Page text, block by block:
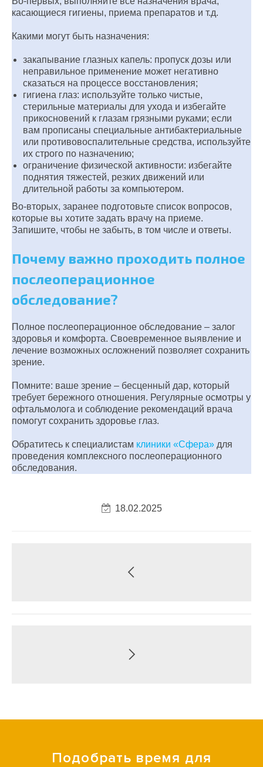
касающиеся гигиены, приема препаратов и т.д.
Какими могут быть назначения:
закапывание глазных капель: пропуск дозы или
неправильное применение может негативно
сказаться на процессе восстановления;
гигиена глаз: используйте только чистые,
стерильные материалы для ухода и избегайте
прикосновений к глазам грязными руками; если
вам прописаны специальные антибактериальные
или противовоспалительные средства, используйте
их строго по назначению;
ограничение физической активности: избегайте
поднятия тяжестей, резких движений или
длительной работы за компьютером.
Во-вторых, заранее подготовьте список вопросов,
которые вы хотите задать врачу на приеме.
Запишите, чтобы не забыть, в том числе и ответы.
Почему важно проходить полное
послеоперационное
обследование?
Полное послеоперационное обследование – залог
здоровья и комфорта. Своевременное выявление и
лечение возможных осложнений позволяет сохранить
зрение.
Помните: ваше зрение – бесценный дар, который
требует бережного отношения. Регулярные осмотры у
офтальмолога и соблюдение рекомендаций врача
помогут сохранить здоровье глаз.
Обратитесь к специалистам клиники «Сфера» для
проведения комплексного послеоперационного
обследования.
18.02.2025
Подобрать время для